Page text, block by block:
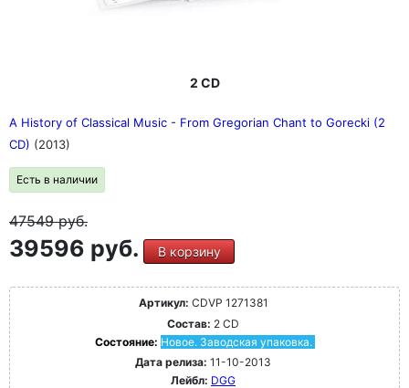
2 CD
A History of Classical Music - From Gregorian Chant to Gorecki (2
CD) (2013)
Есть в наличии
47549руб.
39596 руб. В корзину
Артикул: CDVP 1271381
Состав: 2 CD
Состояние: Новое. Заводская упаковка.
Дата релиза: 11-10-2013
Лейбл: DGG